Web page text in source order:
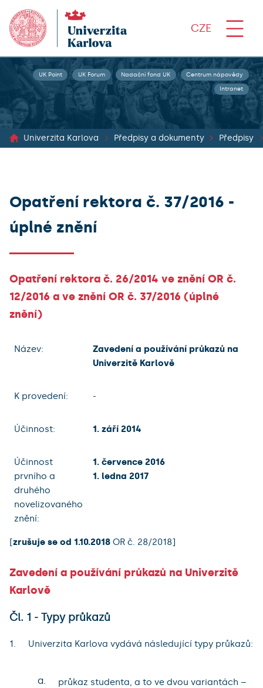
CZE
UK Point UK Forum Nadační fond UK Centrum nápovědy
Intranet
Univerzita Karlova Předpisy a dokumenty Předpisy
Opatření rektora č. 37/2016 -
úplné znění
Opatření rektora č. 26/2014 ve znění OR č.
12/2016 a ve znění OR č. 37/2016 (úplné
znění)
Název:
Zavedení a používání průkazů na
Univerzitě Karlově
K provedení: -
Účinnost: 1. září 2014
Účinnost
prvního a
druhého
novelizovaného
znění:
1. července 2016
1. ledna 2017
[zrušuje se od 1.10.2018 OR č. 28/2018]
Zavedení a používání průkazů na Univerzitě
Karlově
Čl. 1 - Typy průkazů
Univerzita Karlova vydává následující typy průkazů:
a.
průkaz studenta, a to ve dvou variantách –